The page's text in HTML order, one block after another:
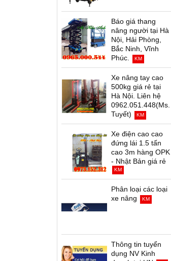
Báo giá thang
nâng người tại Hà
Nội, Hải Phòng,
Bắc Ninh, Vĩnh
Phúc.
KM
Xe nâng tay cao
500kg giá rẻ tại
Hà Nội. Liên hệ
0962.051.448(Ms.
Tuyết)
KM
Xe điện cao cao
đứng lái 1.5 tấn
cao 3m hàng OPK
- Nhật Bản giá rẻ
KM
Phân loại các loại
xe nâng
KM
Thông tin tuyển
dụng NV Kinh